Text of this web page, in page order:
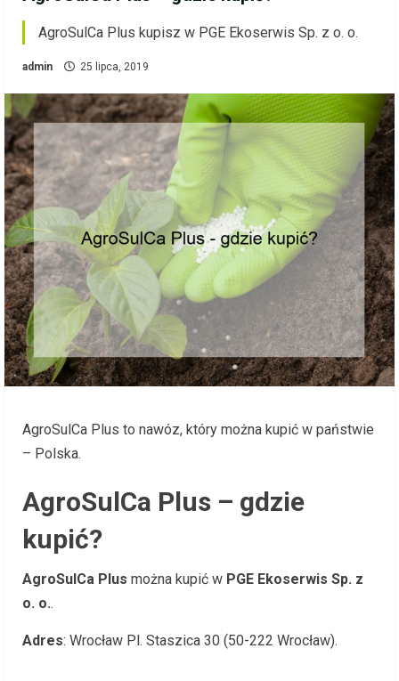
AgroSulCa Plus kupisz w PGE Ekoserwis Sp. z o. o.
admin 25 lipca, 2019
AgroSulCa Plus to nawóz, który można kupić w państwie
– Polska.
AgroSulCa Plus – gdzie
kupić?
AgroSulCa Plus można kupić w PGE Ekoserwis Sp. z
o. o..
Adres: Wrocław Pl. Staszica 30 (50-222 Wrocław).